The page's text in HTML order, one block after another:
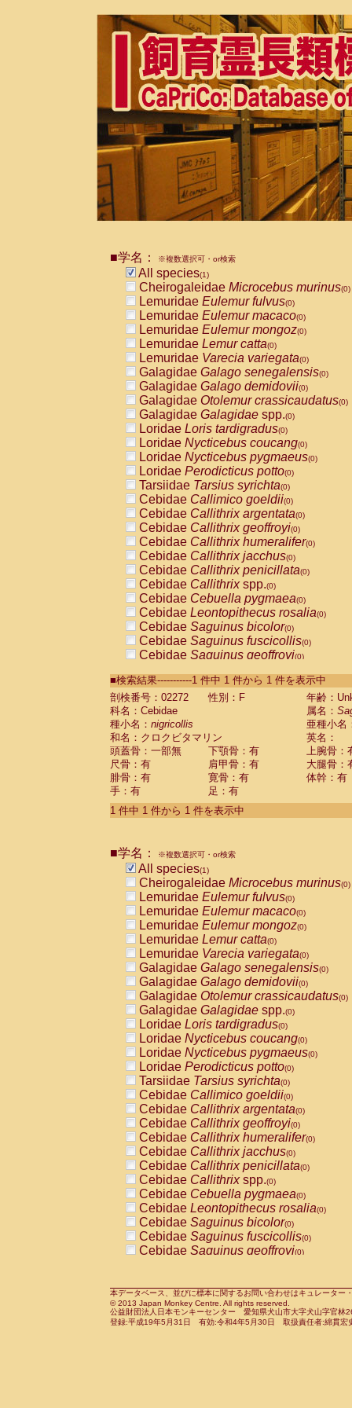
■学名： ※複数選択可・or検索
All species(1)
Cheirogaleidae Microcebus murinus(0)
Lemuridae Eulemur fulvus(0)
Lemuridae Eulemur macaco(0)
Lemuridae Eulemur mongoz(0)
Lemuridae Lemur catta(0)
Lemuridae Varecia variegata(0)
Galagidae Galago senegalensis(0)
Galagidae Galago demidovii(0)
Galagidae Otolemur crassicaudatus(0)
Galagidae Galagidae spp.(0)
Loridae Loris tardigradus(0)
Loridae Nycticebus coucang(0)
Loridae Nycticebus pygmaeus(0)
Loridae Perodicticus potto(0)
Tarsiidae Tarsius syrichta(0)
Cebidae Callimico goeldii(0)
Cebidae Callithrix argentata(0)
Cebidae Callithrix geoffroyi(0)
Cebidae Callithrix humeralifer(0)
Cebidae Callithrix jacchus(0)
Cebidae Callithrix penicillata(0)
Cebidae Callithrixspp.(0)
Cebidae Cebuella pygmaea(0)
Cebidae Leontopithecus rosalia(0)
Cebidae Saguinus bicolor(0)
Cebidae Saguinus fuscicollis(0)
Cebidae Saguinus geoffroyi(0)
CebidaeSaguinus labiatus(0)
Cebidae Saguinus leucopus (0)
Cebidae
CebidaeSaguinus mystax
CebidaeSaguinus nigricollis (1)
Cebidae Saguinus oedipus
Cebidae Saguinus weddelli
Cebidae Saguinusspp.
Cebidae Aotus trivirgatus
Cebidae Cebus albifrons
CebidaeCebus nigrivittatus
CebidaeCebus
CebidaeSaimiri boliviensis(0)
CebidaeSaimiri sciureus(0)
AtelidaeAlouatta caraya(0)
AtelidaeAlouatta fusca(0)
AtelidaeAlouatta seniculus
AtelidaeAlouattaspp.(0)
AtelidaeAteles belzebuth(0)
AtelidaeAteles geoffroyi(0)
AtelidaeAteles paniscus(0)
AtelidaeAtelesspp.(0)
Atelidae Lagothrix lagothricha
AtelidaeLagothrix lagothricha cana
PitheciidaeCacajao calvus
PitheciidaeCallicebus cupreus
PitheciidaeCallicebus donacophilus
PitheciidaeCallicebus moloch
PitheciidaeCallicebus torquatus
PitheciidaeCallicebusspp.(0)
PitheciidaeChiropotes satanas(0)
PitheciidaePithecia monachus
PitheciidaePithecia pithecia(0)
CercopithecidaeCercocebus agilis
CercopithecidaeCercocebus
CercopithecidaeCercocebus
CercopithecidaeCercocebus
CercopithecidaeCercocebus
CercopithecidaeCercocebushybrid
CercopithecidaePapio anubis(0)
CercopithecidaePapio cynocephalus
CercopithecidaePapio hamadryas(0)
■検索結果-----------1 件中 1 件から 1 件を表示中
剖検番号：02272
性別：F
年齢：
科名：Cebidae
属名：
種小名： nigricollis
亜種小名
和名：クロクビタマリン
英名：
頭蓋骨：一部無
下顎骨：有
上腕骨：
尺骨：有
肩甲骨：有
大腿骨：
腓骨：有
寛骨：有
体幹：有
手：有
足：有
1 件中 1 件から 1 件を表示中
■学名： ※複数選択可・or検索
All species(1)
Cheirogaleidae Microcebus murinus(0)
Lemuridae Eulemur fulvus(0)
Lemuridae Eulemur macaco(0)
Lemuridae Eulemur mongoz(0)
Lemuridae Lemur catta(0)
Lemuridae Varecia variegata(0)
Galagidae Galago senegalensis(0)
Galagidae Galago demidovii(0)
Galagidae Otolemur crassicaudatus(0)
Galagidae Galagidae spp.(0)
Loridae Loris tardigradus(0)
Loridae Nycticebus coucang(0)
Loridae Nycticebus pygmaeus(0)
Loridae Perodicticus potto(0)
Tarsiidae Tarsius syrichta(0)
Cebidae Callimico goeldii(0)
Cebidae Callithrix argentata(0)
Cebidae Callithrix geoffroyi(0)
Cebidae Callithrix humeralifer(0)
Cebidae Callithrix jacchus(0)
Cebidae Callithrix penicillata(0)
Cebidae Callithrixspp.(0)
Cebidae Cebuella pygmaea(0)
Cebidae Leontopithecus rosalia(0)
Cebidae Saguinus bicolor(0)
Cebidae Saguinus fuscicollis(0)
Cebidae Saguinus geoffroyi(0)
CebidaeSaguinus leucopus(0)
CebidaeSaguinus midas(0)
Cebidae Saguinus mystax(0)
本データベース、並びに標本に関するお問い合わせはキュレータ
© 2013 Japan Monkey Centre. All rights reserved.
公益財団法人日本モンキーセンター 愛知県犬山市大字犬山字官
登録:平成19年5月31日 有効:令和4年5月30日 取扱責任者:綿貫宏